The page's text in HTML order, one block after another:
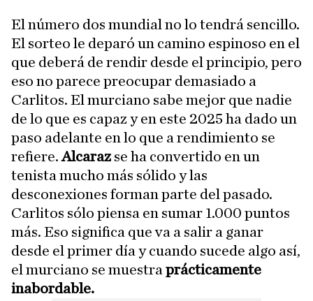
El número dos mundial no lo tendrá sencillo.
El sorteo le deparó un camino espinoso en el
que deberá de rendir desde el principio, pero
eso no parece preocupar demasiado a
Carlitos. El murciano sabe mejor que nadie
de lo que es capaz y en este 2025 ha dado un
paso adelante en lo que a rendimiento se
refiere.Alcarazse ha convertido en un
tenista mucho más sólido y las
desconexiones forman parte del pasado.
Carlitos sólo piensa en sumar 1.000 puntos
más. Eso significa que va a salir a ganar
desde el primer día y cuando sucede algo así,
el murciano se muestra prácticamente
inabordable.